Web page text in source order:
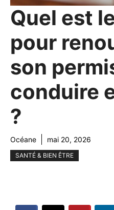
Quel est
pour
son
conduire
?
Océane mai 20, 2026
SANTÉ & BIEN ÊTRE